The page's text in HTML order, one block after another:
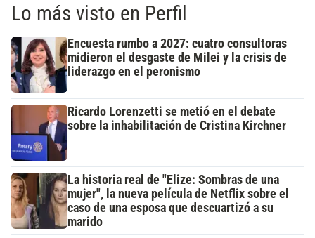
Lo más visto en Perfil
Encuesta rumbo a 2027: cuatro consultoras
midieron el desgaste de Milei y la crisis de
liderazgo en el peronismo
Ricardo Lorenzetti se metió en el debate
sobre la inhabilitación de Cristina Kirchner
La historia real de "Elize: Sombras de una
mujer", la nueva película de Netflix sobre el
caso de una esposa que descuartizó a su
marido